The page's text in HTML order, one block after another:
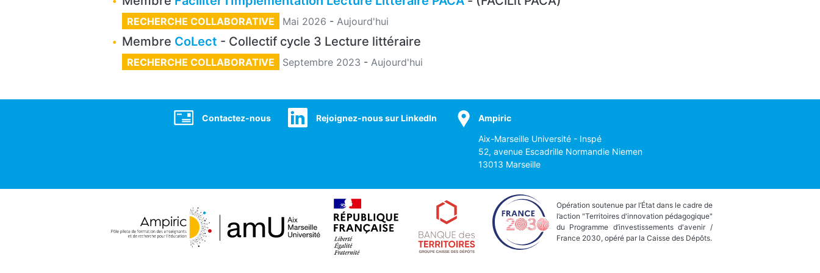
RECHERCHE COLLABORATIVE Mai 2026 - Aujourd'hui
Membre CoLect - Collectif cycle 3 Lecture littéraire
RECHERCHE COLLABORATIVE Septembre 2023 - Aujourd'hui
SocialContactez-nous Rejoignez-nous sur LinkedIn Ampiric
Aix-Marseille Université - Inspé
52, avenue Escadrille Normandie Niemen
13013 Marseille
Opération soutenue par l’État dans le cadre de
l’action "Territoires d'innovation pédagogique"
du Programme d’investissements d'avenir /
France 2030, opéré par la Caisse des Dépôts.